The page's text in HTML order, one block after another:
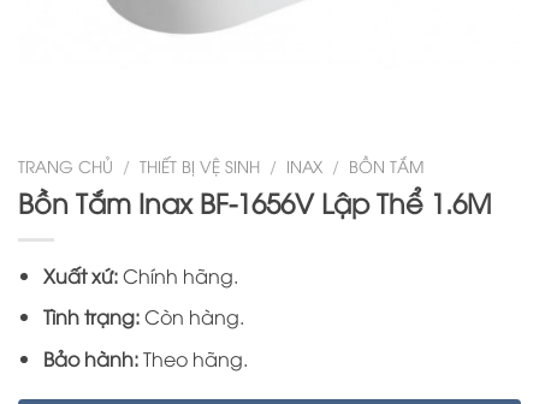
TRANG CHỦ / THIẾT BỊ VỆ SINH / INAX / BỒN TẮM
Bồn Tắm Inax BF-1656V Lập Thể 1.6M
Xuất xứ:Chính hãng.
Tình trạng:Còn hàng.
Bảo hành:Theo hãng.